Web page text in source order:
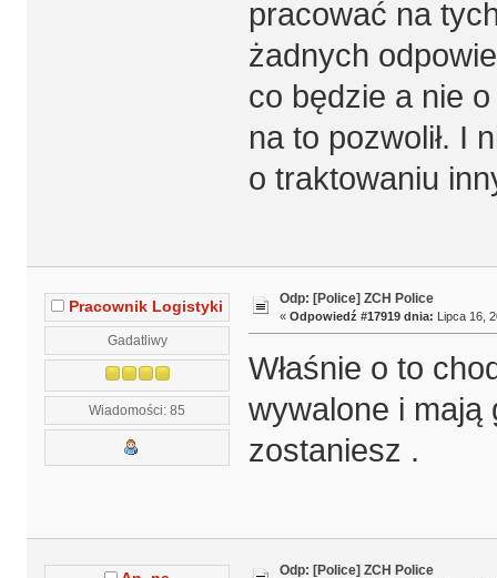
pracować na
żadnych
co będzie a nie
na to pozwolił. I
o traktowaniu
Pracownik Logistyki
Gadatliwy
Wiadomości: 85
Odp: [Police] ZCH Police
« Odpowiedź #17919 dnia: Lipca 16,
Właśnie o to
wywalone i
zostaniesz .
Odp: [Police] ZCH Police